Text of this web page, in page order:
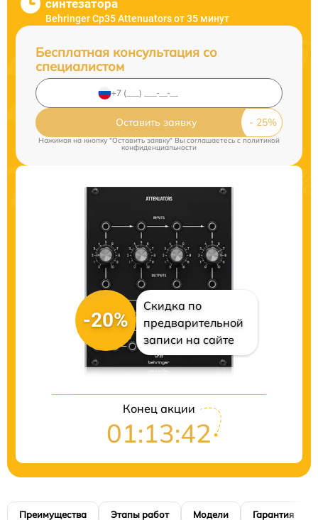
синтезатора
Behringer Cp35 Attenuators от 35 минут
Бесплатная консультация со
специалистом
Оставить заявку
Нажимая на кнопку "Оставить заявку" Вы соглашаетесь cполитикой
конфиденциальности
-20%
Скидка по
предварительной
записи на сайте
Конец акции
01:13:42
Преимущества Этапы работ Модели Гарантия